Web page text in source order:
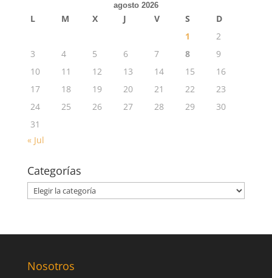
agosto 2026
L M X J V S
D
1
2
3
4 5 6 7 8
9
10
11 12 13 14 15
16
17
18 19 20 21 22
23
24
25 26 27 28 29
30
31
« Jul
Categorías
Categorías
Nosotros